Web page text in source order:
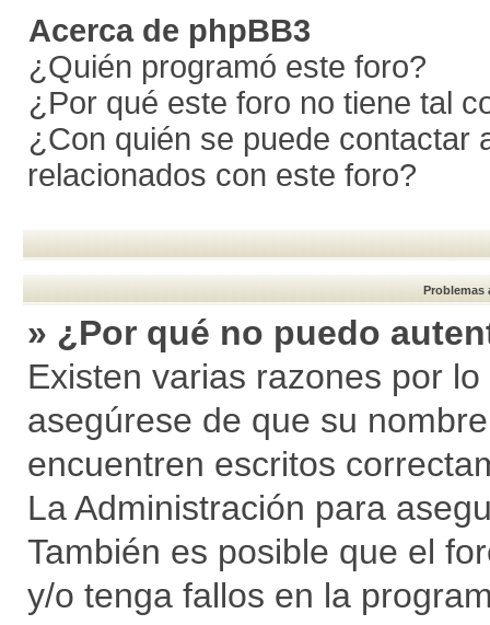
Acerca de phpBB3
¿Quién programó este foro?
¿Por qué este foro no tiene tal
¿Con quién se puede contactar
relacionados con este foro?
Problemas
» ¿Por qué no puedo
Existen varias razones por
asegúrese de que su
encuentren escritos
La Administración para
También es posible que el
y/o tenga fallos en la